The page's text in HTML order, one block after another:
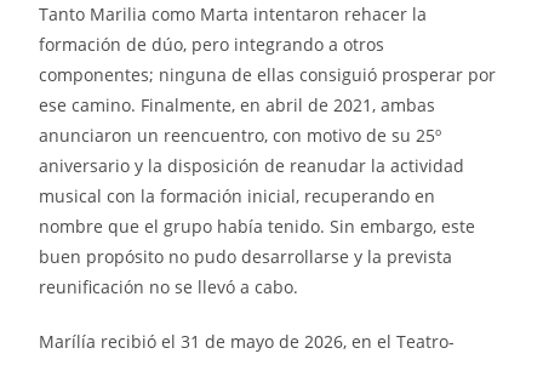
Tanto Marilia como Marta intentaron rehacer la
formación de dúo, pero integrando a otros
componentes; ninguna de ellas consiguió prosperar por
ese camino. Finalmente, en abril de 2021, ambas
anunciaron un reencuentro, con motivo de su 25º
aniversario y la disposición de reanudar la actividad
musical con la formación inicial, recuperando en
nombre que el grupo había tenido. Sin embargo, este
buen propósito no pudo desarrollarse y la prevista
reunificación no se llevó a cabo.
Marílía recibió el 31 de mayo de 2026, en el Teatro-